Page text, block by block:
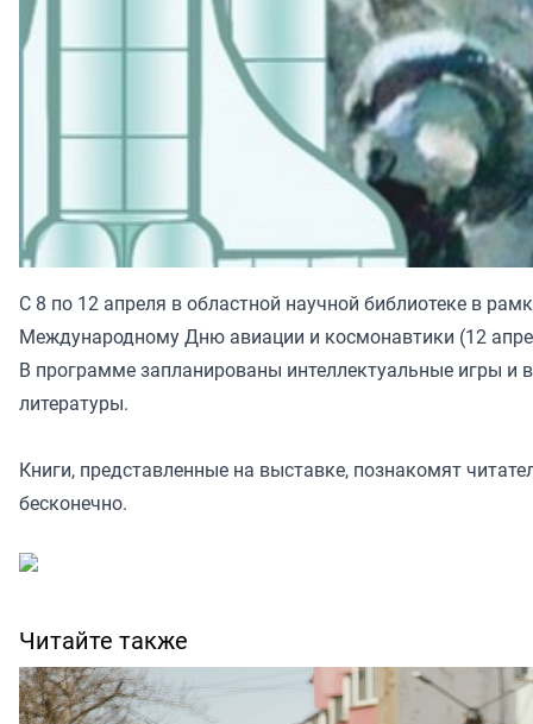
С 8 по 12 апреля в областной научной библиотеке в
Международному Дню авиации и космонавтики (12
В программе запланированы интеллектуальные игры и
литературы.
Книги, представленные на выставке, познакомят
бесконечно.
Читайте также